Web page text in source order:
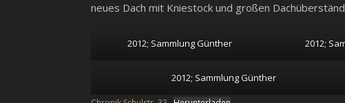
neues Dach mit Kniestock und großen
2012; Sammlung Günther 2012;
2012; Sammlung Günther